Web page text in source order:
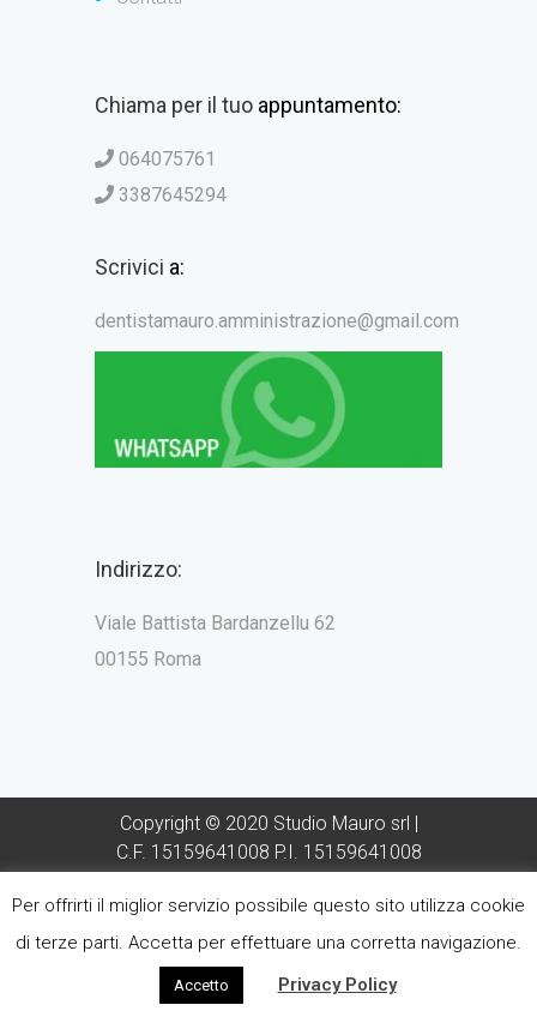
Chiama per il tuo appuntamento:
064075761
3387645294
Scrivici a:
dentistamauro.amministrazione@gmail.com
Indirizzo:
Viale Battista Bardanzellu 62
00155 Roma
Copyright © 2020 Studio Mauro srl |
C.F. 15159641008 P.I. 15159641008
Mauro - Iscrizione Albo Odontoiatri
provincia di Roma n° 2610
Sito realizzato da
Per offrirti il miglior servizio possibile questo sito utilizza cookie
di terze parti. Accetta per effettuare una corretta navigazione.
Accetto Privacy Policy